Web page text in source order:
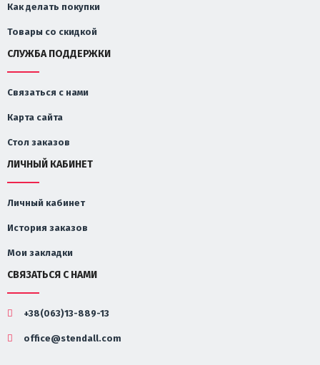
Как делать покупки
Товары со скидкой
СЛУЖБА ПОДДЕРЖКИ
Связаться с нами
Карта сайта
Стол заказов
ЛИЧНЫЙ КАБИНЕТ
Личный кабинет
История заказов
Мои закладки
СВЯЗАТЬСЯ С НАМИ
+38(063)13-889-13
office@stendall.com